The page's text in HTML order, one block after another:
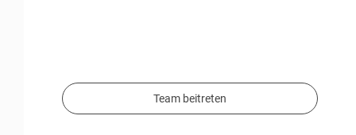
Team beitreten